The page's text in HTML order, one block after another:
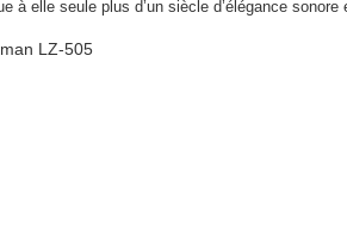
à elle seule plus d’un siècle d’élégance